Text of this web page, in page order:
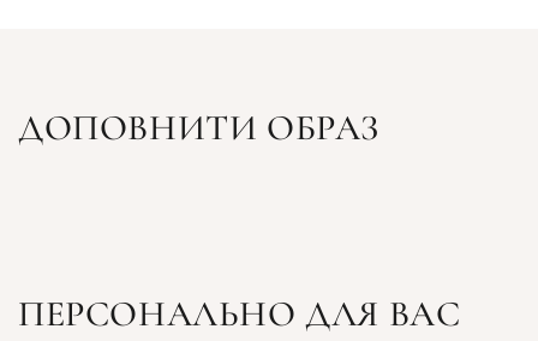
ДОПОВНИТИ ОБРАЗ
ПЕРСОНАЛЬНО ДЛЯ ВАС